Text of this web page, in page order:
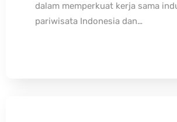
dalam memperkuat kerja sama
pariwisata Indonesia dan…